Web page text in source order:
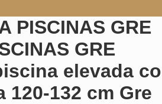
PISCINAS GRE
GRE
elevada
120-132 cm Gre